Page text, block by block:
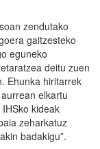
zendutako
gaitzesteko
eguneko
deitu zuen
Ehunka hiritarrek
elkartu
kideak
zeharkatuz
badakigu”.